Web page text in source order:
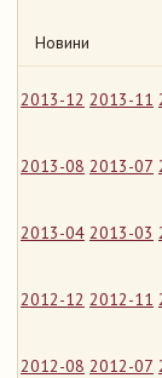
Новини
2013-12 2013-11
2013-08 2013-07
2013-04 2013-03
2012-12 2012-11
2012-08 2012-07